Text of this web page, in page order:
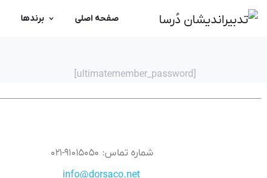
صفحه اصلی برندها
[ultimatemember_password]
شماره تماس: ۹۱۰۱۵۰۵۰-۰۲۱